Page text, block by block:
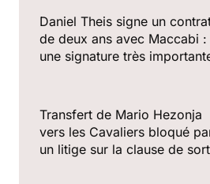
Daniel Theis signe un
de deux ans avec Maccabi :
une signature très
Transfert de Mario Hezonja
vers les Cavaliers bloqué
un litige sur la clause de